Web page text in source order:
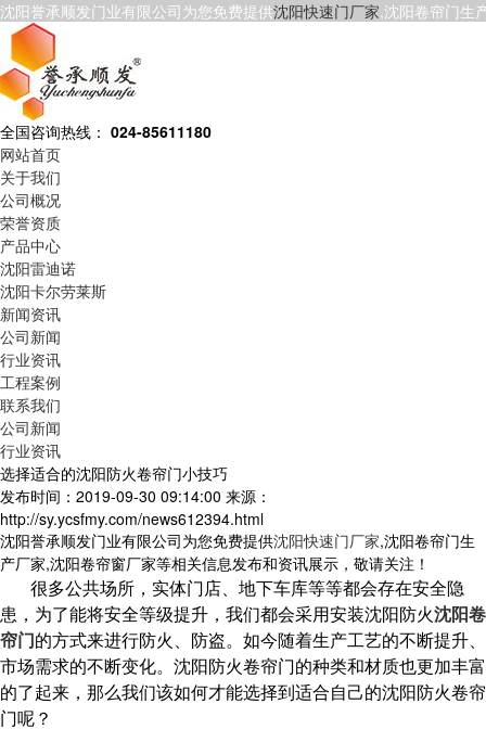
沈阳誉承顺发门业有限公司为您免费提供沈阳快速门厂家,沈阳卷帘门生
全国咨询热线： 024-85611180
网站首页
关于我们
公司概况
荣誉资质
产品中心
沈阳雷迪诺
沈阳卡尔劳莱斯
新闻资讯
公司新闻
行业资讯
工程案例
联系我们
公司新闻
行业资讯
选择适合的沈阳防火卷帘门小技巧
发布时间：2019-09-30 09:14:00 来源：
http://sy.ycsfmy.com/news612394.html
沈阳誉承顺发门业有限公司为您免费提供沈阳快速门厂家,沈阳卷帘门生
产厂家,沈阳卷帘窗厂家等相关信息发布和资讯展示，敬请关注！
很多公共场所，实体门店、地下车库等等都会存在安全隐
患，为了能将安全等级提升，我们都会采用安装沈阳防火沈阳卷
帘门的方式来进行防火、防盗。如今随着生产工艺的不断提升、
市场需求的不断变化。沈阳防火卷帘门的种类和材质也更加丰富
的了起来，那么我们该如何才能选择到适合自己的沈阳防火卷帘
门呢？